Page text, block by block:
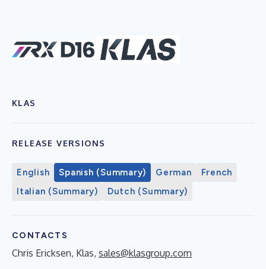
KLAS
RELEASE VERSIONS
English Spanish (Summary) German
French
Italian (Summary)
Dutch (Summary)
CONTACTS
Chris Ericksen, Klas, sales@klasgroup.com